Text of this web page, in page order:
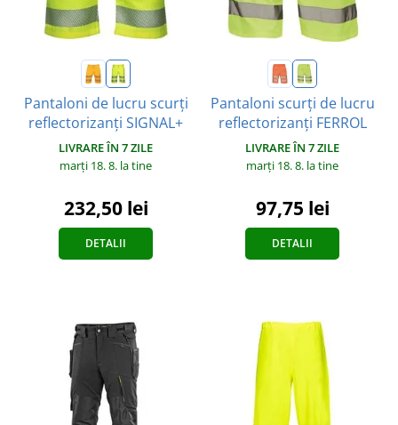
Pantaloni de lucru scurți
reflectorizanți SIGNAL+
LIVRARE ÎN 7 ZILE
marți 18. 8. la tine
232,50 lei
DETALII
Pantaloni scurți de lucru
reflectorizanți FERROL
LIVRARE ÎN 7 ZILE
marți 18. 8. la tine
97,75 lei
DETALII